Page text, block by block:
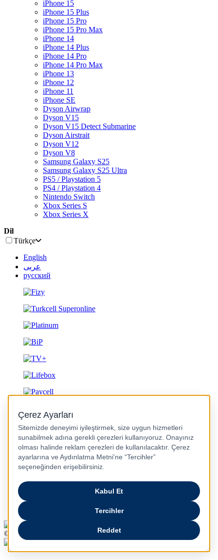
iPhone 15
iPhone 15 Plus
iPhone 15 Pro
iPhone 15 Pro Max
iPhone 14
iPhone 14 Plus
iPhone 14 Pro
iPhone 14 Pro Max
iPhone 13
iPhone 12
iPhone 11
iPhone SE
Dyson Airwrap
Dyson V15
Dyson V15 Detect Submarine
Dyson Airstrait
Dyson V12
Dyson V8
Samsung Galaxy S25
Samsung Galaxy S25 Ultra
PS5 / Playstation 5
PS4 / Playstation 4
Nintendo Switch
Xbox Series S
Xbox Series X
Dil
Türkçe
English
عربى
русский
© 2026 Turkcell